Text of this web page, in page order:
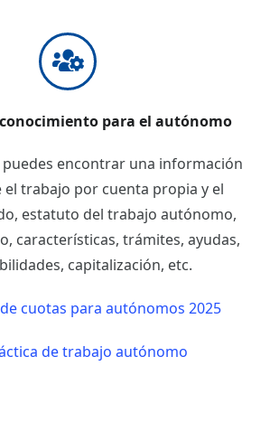
para el autónomo
puedes encontrar una información
el trabajo por cuenta propia y el
estatuto del trabajo autónomo,
características, trámites, ayudas,
capitalización, etc.
cuotas para autónomos 2025
de trabajo autónomo